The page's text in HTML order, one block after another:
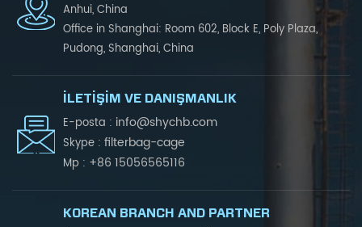
Anhui, China
Office in Shanghai: Room 602, Block E, Poly Plaza,
Pudong, Shanghai, China
İLETIŞIM VE DANIŞMANLIK
E-posta : info@shychb.com
Skype : filterbag-cage
Mp : +86 15056565116
KOREAN BRANCH AND PARTNER